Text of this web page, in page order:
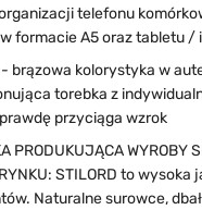
telefonu
formacie A5 oraz tabletu /
brązowa kolorystyka w
torebka z
przyciąga wzrok
PRODUKUJĄCA WYROBY
STILORD to wysoka
Naturalne surowce,